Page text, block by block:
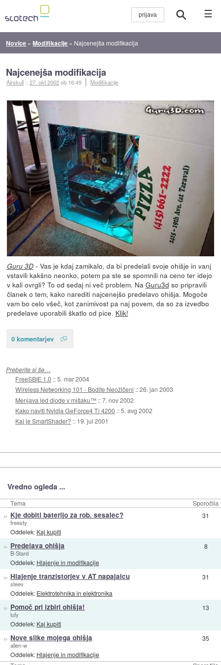
☰
Novice »Modifikacije » Najcenejša modifikacija
Najcenejša modifikacija
Airskull ::27. okt 2002ob 16:49 Modifikacije
Guru 3D- Vas je kdaj zamikalo, da bi predelali svoje ohišje in vanj
vstavili kakšno neonko, potem pa ste se spomnili na ceno ter idejo
v kali ovrgli? To od sedaj ni več problem. Na Guru3d so pripravili
članek o tem, kako narediti najcenejšo predelavo ohišja. Mogoče
vam bo celo všeč, kot zanimivost pa naj povem, da so za izvedbo
predelave uporabili škatlo od pice. Klik!
0 komentarjev
Preberite si še…
FreeSBIE 1.0 ::5. mar 2004
Wireless Networking 101 - Bodite Neožičeni ::26. jan 2003
Menjava led diode v mišaku™ ::7. nov 2002
Kako naviti Nvidia GeForce4 Ti 4200 ::5. avg 2002
Kaj je SmartShader? :: 19. jul 2001
Vredno ogleda ...
Tema Sporočila
» Kje dobiti baterijo za rob. sesalec?
freesty
Oddelek: Kaj kupiti
31
» Predelava ohišja
B-Stard
Oddelek: Hlajenje in modifikacije
8
» Hlajenje tranzistorjev v AT napajalcu
steev
Oddelek: Elektrotehnika in elektronika
31
» Pomoč pri izbiri ohišja!
lufy
Oddelek: Kaj kupiti
13
» Nove slike mojega ohišja
alien-w
Oddelek: Hlajenje in modifikacije
35